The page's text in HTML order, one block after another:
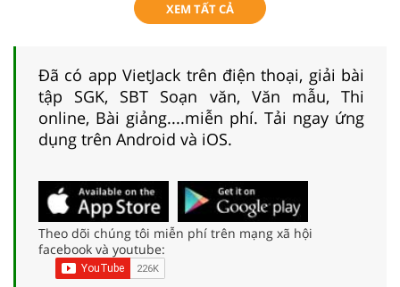
XEM TẤT CẢ
Đã có app VietJack trên điện thoại, giải bài
tập SGK, SBT Soạn văn, Văn mẫu, Thi
online, Bài giảng....miễn phí. Tải ngay ứng
dụng trên Android và iOS.
Theo dõi chúng tôi miễn phí trên mạng xã hội
facebook và youtube: